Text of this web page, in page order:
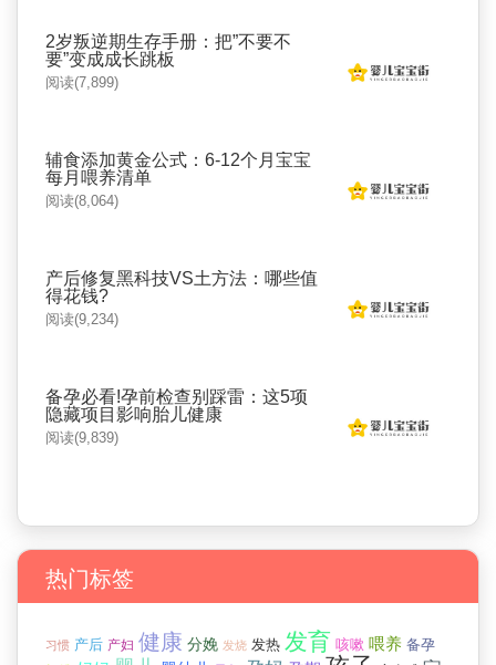
2岁叛逆期生存手册：把”不要不
要”变成成长跳板
阅读(7,899)
辅食添加黄金公式：6-12个月宝宝
每月喂养清单
阅读(8,064)
产后修复黑科技VS土方法：哪些值
得花钱?
阅读(9,234)
备孕必看!孕前检查别踩雷：这5项
隐藏项目影响胎儿健康
阅读(9,839)
热门标签
习惯 产后 产妇 健康 分娩 发烧 发热 发育 咳嗽 喂养 备孕